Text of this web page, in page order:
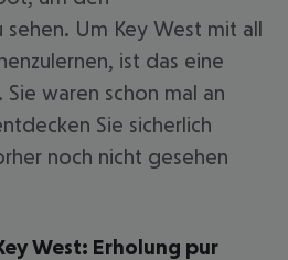
sehen. Um Key West mit all
ist das eine
waren schon mal an
Sie sicherlich
noch nicht gesehen
West: Erholung pur